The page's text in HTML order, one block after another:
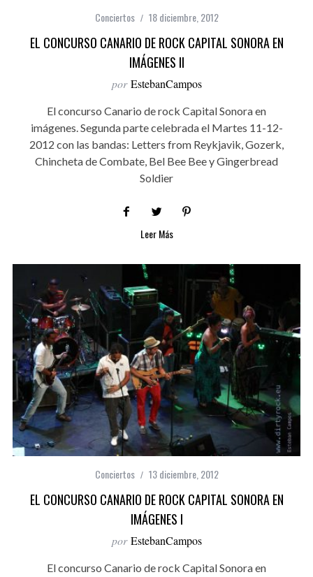
Conciertos 18 diciembre, 2012
EL CONCURSO CANARIO DE ROCK CAPITAL SONORA EN
IMÁGENES II
por EstebanCampos
El concurso Canario de rock Capital Sonora en
imágenes. Segunda parte celebrada el Martes 11-12-
2012 con las bandas: Letters from Reykjavik, Gozerk,
Chincheta de Combate, Bel Bee Bee y Gingerbread
Soldier
Leer Más
Conciertos 13 diciembre, 2012
EL CONCURSO CANARIO DE ROCK CAPITAL SONORA EN
IMÁGENES I
por EstebanCampos
El concurso Canario de rock Capital Sonora en